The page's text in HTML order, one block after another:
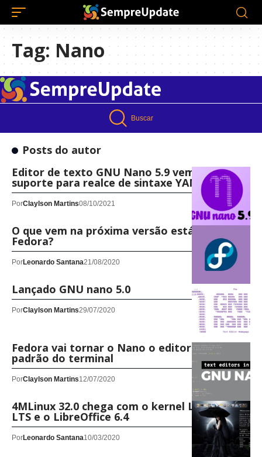
Tag: Nano
Buscar
Posts do autor
Editor de texto GNU Nano 5.9 vem com
suporte para realce de sintaxe YAML
PorClaylson Martins08/10/2021
O que vem na próxima versão estável do
Fedora?
PorLeonardo Santana21/08/2020
Lançado GNU nano 5.0
PorClaylson Martins29/07/2020
Fedora vai tornar o Nano o editor de texto
padrão do terminal
PorClaylson Martins12/07/2020
4MLinux 32.0 chega com o kernel Linux 5.4
LTS e o LibreOffice 6.4
PorLeonardo Santana10/03/2020